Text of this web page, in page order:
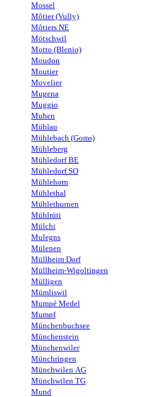
Mossel
Môtier (Vully)
Môtiers NE
Mötschwil
Motto (Blenio)
Moudon
Moutier
Movelier
Mugena
Muggio
Muhen
Mühlau
Mühlebach (Goms)
Mühleberg
Mühledorf BE
Mühledorf SO
Mühlehorn
Mühlethal
Mühlethurnen
Mühlrüti
Mülchi
Mulegns
Mülenen
Müllheim Dorf
Müllheim-Wigoltingen
Mülligen
Mümliswil
Mumpé Medel
Mumpf
Münchenbuchsee
Münchenstein
Münchenwiler
Münchringen
Münchwilen AG
Münchwilen TG
Mund